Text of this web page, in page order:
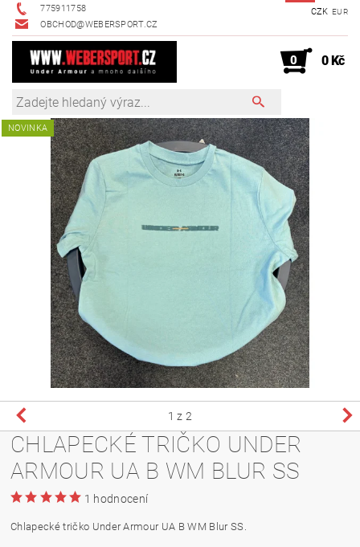
775911758
OBCHOD@WEBERSPORT.CZ
CZK EUR
0 0 Kč
NOVINKA
1 z 2
CHLAPECKÉ TRIČKO UNDER
ARMOUR UA B WM BLUR SS
1 hodnocení
Chlapecké tričko Under Armour UA B WM Blur SS.